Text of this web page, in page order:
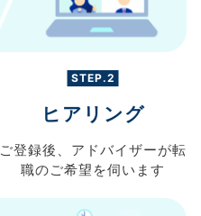
STEP.2
ヒアリング
ご登録後、 アドバイザーが転
職のご希望を伺います